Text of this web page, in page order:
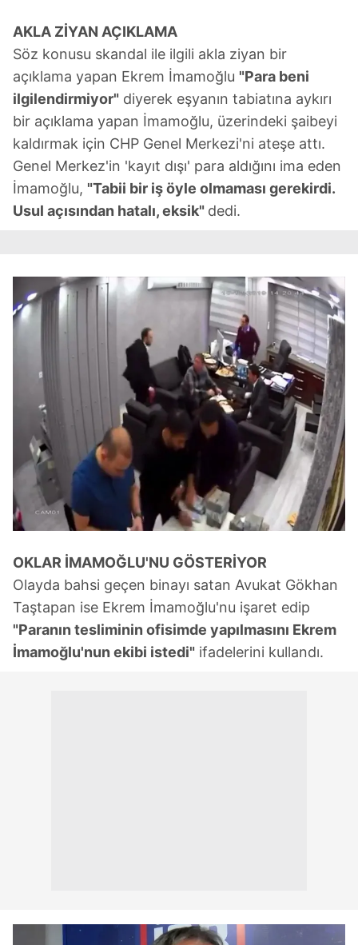
AKLA ZİYAN AÇIKLAMA
Söz konusu skandal ile ilgili akla ziyan bir
açıklama yapan Ekrem İmamoğlu "Para beni
ilgilendirmiyor" diyerek eşyanın tabiatına aykırı
bir açıklama yapan İmamoğlu, üzerindeki şaibeyi
kaldırmak için CHP Genel Merkezi'ni ateşe attı.
Genel Merkez'in 'kayıt dışı' para aldığını ima eden
İmamoğlu, "Tabii bir iş öyle olmaması gerekirdi.
Usul açısından hatalı, eksik" dedi.
OKLAR İMAMOĞLU'NU GÖSTERİYOR
Olayda bahsi geçen binayı satan Avukat Gökhan
Taştapan ise Ekrem İmamoğlu'nu işaret edip
"Paranın tesliminin ofisimde yapılmasını Ekrem
İmamoğlu'nun ekibi istedi" ifadelerini kullandı.